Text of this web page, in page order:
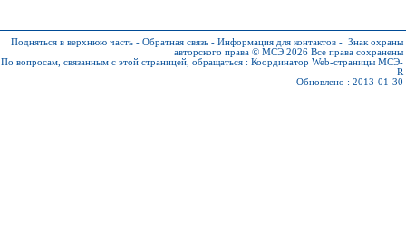
Подняться в верхнюю часть - Обратная связь - Информация для контактов - Знак охраны
авторского права © МСЭ 2026 Все права сохранены
По вопросам, связанным с этой страницей, обращаться : Координатор Web-страницы МСЭ-
R
Обновлено : 2013-01-30